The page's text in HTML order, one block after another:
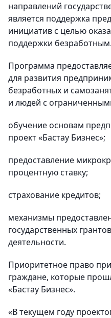
направлений
является поддержка
инициатив с целью
поддержки безработным.
Программа
для развития
безработных и
и людей с
обучение основам
проект «Бастау Бизнес»;
предоставление
процентную ставку;
страхование кредитов;
механизмы
государственных
деятельности.
Приоритетное право
граждане, которые
«Бастау Бизнес».
«В текущем году